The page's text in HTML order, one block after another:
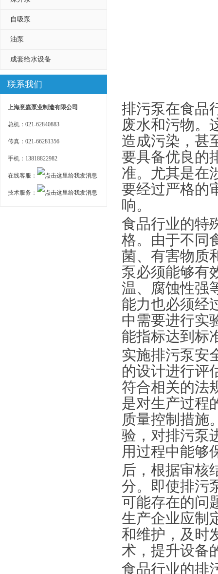
自吸泵
油泵
成套给水设备
联系我们
上海意嘉泵业制造有限公司
总机：021-62840883
传真：021-66281356
手机：13818822982
在线客服：
技术服务：
排污泵在食品
废水和污物。
造成污染，甚
要具备优良的
准。尤其是在
要经过严格的
响。
食品行业的特
格。由于不同
菌、有害物质
泵必须能够有
温、腐蚀性强
能力也必须经
中需要进行实
能指标达到标
实施排污泵安
的设计进行评
符合相关的法
是对生产过程
质量控制措施
验，对排污泵
用过程中能够
后，根据审核
分。即使排污
可能存在的问
生产企业应制
和维护，及时
术，提升设备
食品行业的排